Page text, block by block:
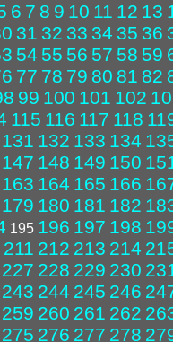
6 7 8 9 10 11 12 13
31 32 33 34 35 36
54 55 56 57 58 59
77 78 79 80 81 82
99 100 101 102
115 116 117 118
131 132 133 134
147 148 149 150
163 164 165 166
179 180 181 182
195 196 197 198
211 212 213 214
227 228 229 230
243 244 245 246
259 260 261 262
275 276 277 278